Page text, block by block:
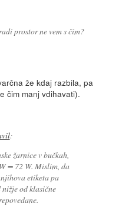
prostor ne vem s čim?
že kdaj razbila, pa
čim manj vdihavati).
:
žarnice v bučkah,
= 72 W. Mislim, da
etiketa pa
nižje od klasične